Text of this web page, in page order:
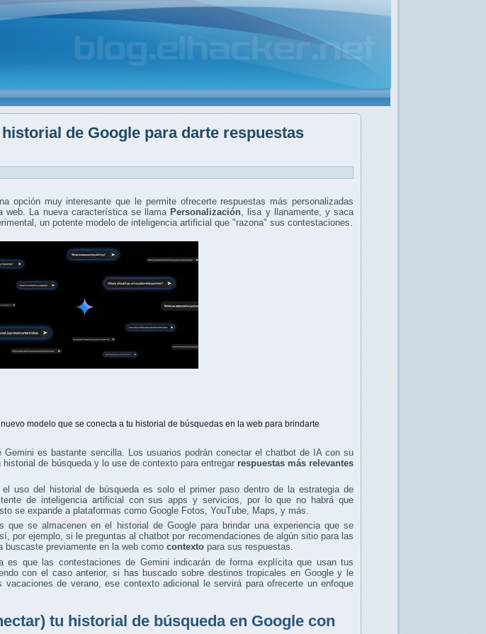
de Google para darte respuestas
opción muy interesante que le permite ofrecerte respuestas más personalizadas
web. La nueva característica se llama Personalización , lisa y llanamente, y saca
un potente modelo de inteligencia artificial que "razona" sus contestaciones.
modelo que se conecta a tu historial de búsquedas en la web para brindarte
Gemini es bastante sencilla. Los usuarios podrán conectar el chatbot de IA con su
de búsqueda y lo use de contexto para entregar respuestas más relevantes
el uso del historial de búsqueda es solo el primer paso dentro de la estrategia de
de inteligencia artificial con sus apps y servicios, por lo que no habrá que
se expande a plataformas como Google Fotos, YouTube, Maps, y más.
que se almacenen en el historial de Google para brindar una experiencia que se
por ejemplo, si le preguntas al chatbot por recomendaciones de algún sitio para las
buscaste previamente en la web como contexto para sus respuestas.
es que las contestaciones de Gemini indicarán de forma explícita que usan tus
con el caso anterior, si has buscado sobre destinos tropicales en Google y le
de verano, ese contexto adicional le servirá para ofrecerte un enfoque
tu historial de búsqueda en Google con